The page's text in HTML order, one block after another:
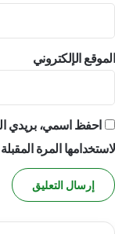
الموقع الإلكتروني
احفظ اسمي، بريدي
لاستخدامها المرة